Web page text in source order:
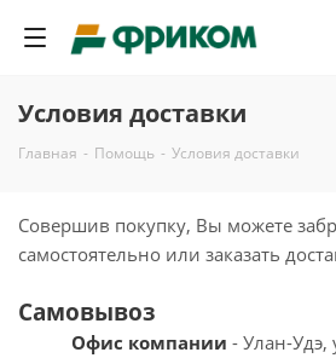
Условия доставки
Главная - Помощь - Условия доставки
Совершив покупку, Вы можете
самостоятельно или заказать
Самовывоз
Офис компании - Улан-Удэ,